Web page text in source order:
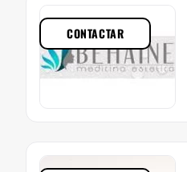
CONTACTAR